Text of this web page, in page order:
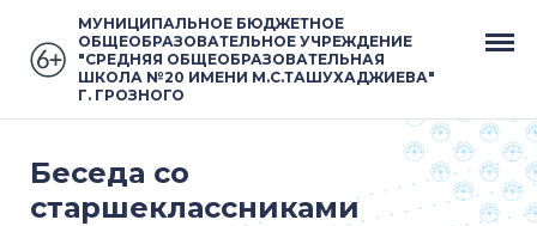
МУНИЦИПАЛЬНОЕ БЮДЖЕТНОЕ
ОБЩЕОБРАЗОВАТЕЛЬНОЕ УЧРЕЖДЕНИЕ
"СРЕДНЯЯ ОБЩЕОБРАЗОВАТЕЛЬНАЯ
ШКОЛА №20 ИМЕНИ М.С.ТАШУХАДЖИЕВА"
Г. ГРОЗНОГО
Беседа со
старшеклассниками